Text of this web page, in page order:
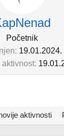
Početnik
19.01.2024.
aktivnost
aktivnosti